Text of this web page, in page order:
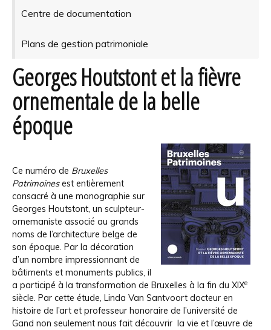
Centre de documentation
Plans de gestion patrimoniale
Georges Houtstont et la fièvre
ornementale de la belle
époque
Ce numéro de Bruxelles
Patrimoinesest entièrement
consacré à une monographie sur
Georges Houtstont, un sculpteur-
ornemaniste associé au grands
noms de l’architecture belge de
son époque. Par la décoration
d’un nombre impressionnant de
bâtiments et monuments publics, il
a participé à la transformation de Bruxelles à la fin du XIXe
siècle. Par cette étude, Linda Van Santvoort docteur en
histoire de l’art et professeur honoraire de l’université de
Gand non seulement nous fait découvrir la vie et l’œuvre de